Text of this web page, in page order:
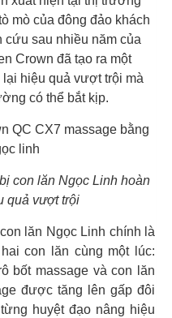
mò của đông đảo khách
cứu sau nhiều năm của
Crown đã tạo ra một
hiệu quả vượt trội mà
có thể bắt kịp.
con lăn Ngọc Linh hoàn
quả vượt trội
lăn Ngọc Linh chính là
con lăn cùng một lúc:
bốt massage và con lăn
được tăng lên gấp đôi
huyệt đạo nâng hiệu